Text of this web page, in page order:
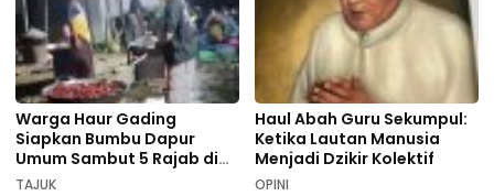
Warga Haur Gading
Siapkan Bumbu Dapur
Umum Sambut 5 Rajab di
Sekumpul
TAJUK
Haul Abah Guru Sekumpul:
Ketika Lautan Manusia
Menjadi Dzikir Kolektif
OPINI